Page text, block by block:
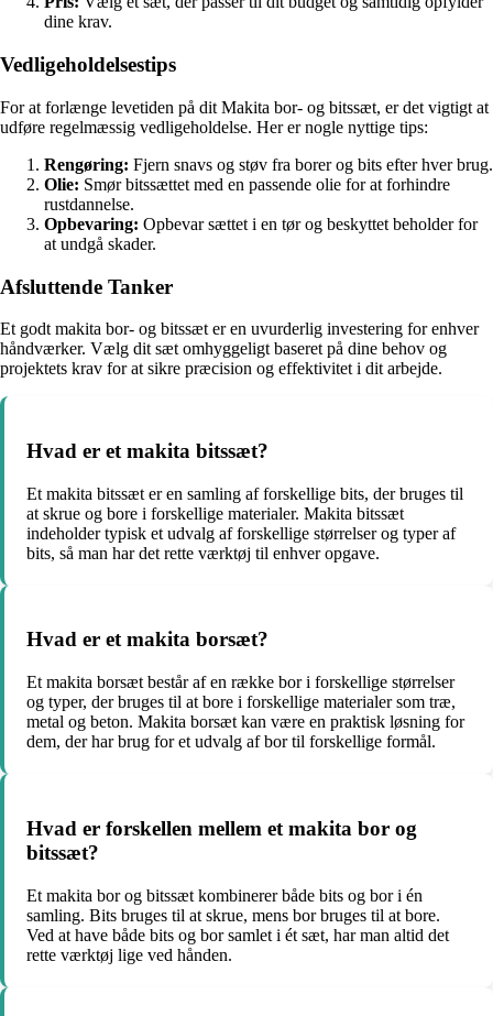
dine krav.
Vedligeholdelsestips
For at forlænge levetiden på dit Makita bor- og bitssæt, er det vigtigt at
udføre regelmæssig vedligeholdelse. Her er nogle nyttige tips:
Rengøring: Fjern snavs og støv fra borer og bits efter hver brug.
Olie: Smør bitssættet med en passende olie for at forhindre
rustdannelse.
Opbevaring: Opbevar sættet i en tør og beskyttet beholder for
at undgå skader.
Afsluttende Tanker
Et godt makita bor- og bitssæt er en uvurderlig investering for enhver
håndværker. Vælg dit sæt omhyggeligt baseret på dine behov og
projektets krav for at sikre præcision og effektivitet i dit arbejde.
Hvad er et makita bitssæt?
Et makita bitssæt er en samling af forskellige bits, der bruges til
at skrue og bore i forskellige materialer. Makita bitssæt
indeholder typisk et udvalg af forskellige størrelser og typer af
bits, så man har det rette værktøj til enhver opgave.
Hvad er et makita borsæt?
Et makita borsæt består af en række bor i forskellige størrelser
og typer, der bruges til at bore i forskellige materialer som træ,
metal og beton. Makita borsæt kan være en praktisk løsning for
dem, der har brug for et udvalg af bor til forskellige formål.
Hvad er forskellen mellem et makita bor og
bitssæt?
Et makita bor og bitssæt kombinerer både bits og bor i én
samling. Bits bruges til at skrue, mens bor bruges til at bore.
Ved at have både bits og bor samlet i ét sæt, har man altid det
rette værktøj lige ved hånden.